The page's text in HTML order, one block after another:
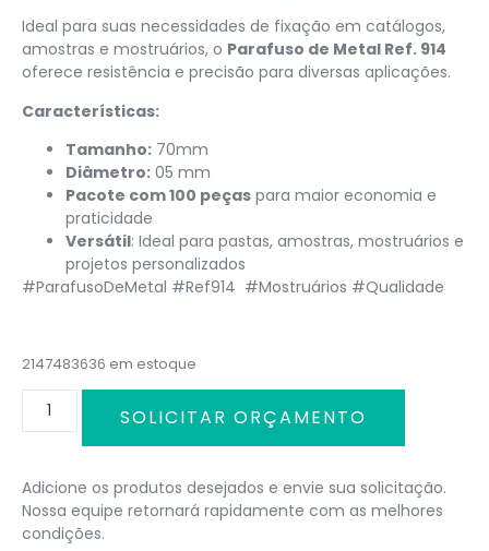
Ideal para suas necessidades de fixação em catálogos,
amostras e mostruários, o Parafuso de Metal Ref. 914
oferece resistência e precisão para diversas aplicações.
Características:
Tamanho: 70mm
Diâmetro: 05 mm
Pacote com 100 peças para maior economia e
praticidade
Versátil: Ideal para pastas, amostras, mostruários e
projetos personalizados
#ParafusoDeMetal #Ref914 #Mostruários #Qualidade
2147483636 em estoque
SOLICITAR ORÇAMENTO
Adicione os produtos desejados e envie sua solicitação.
Nossa equipe retornará rapidamente com as melhores
condições.